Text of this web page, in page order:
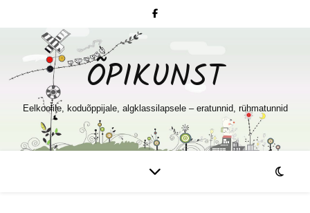
ÕPIKUNST
Eelkoolile, koduõppijale, algklassilapsele – eratunnid, rühmatunnid